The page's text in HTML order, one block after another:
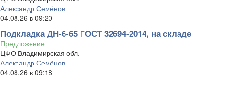
Александр Семёнов
04.08.26 в 09:20
Подкладка ДН-6-65 ГОСТ 32694-2014, на складе
Предложение
ЦФО Владимирская обл.
Александр Семёнов
04.08.26 в 09:18